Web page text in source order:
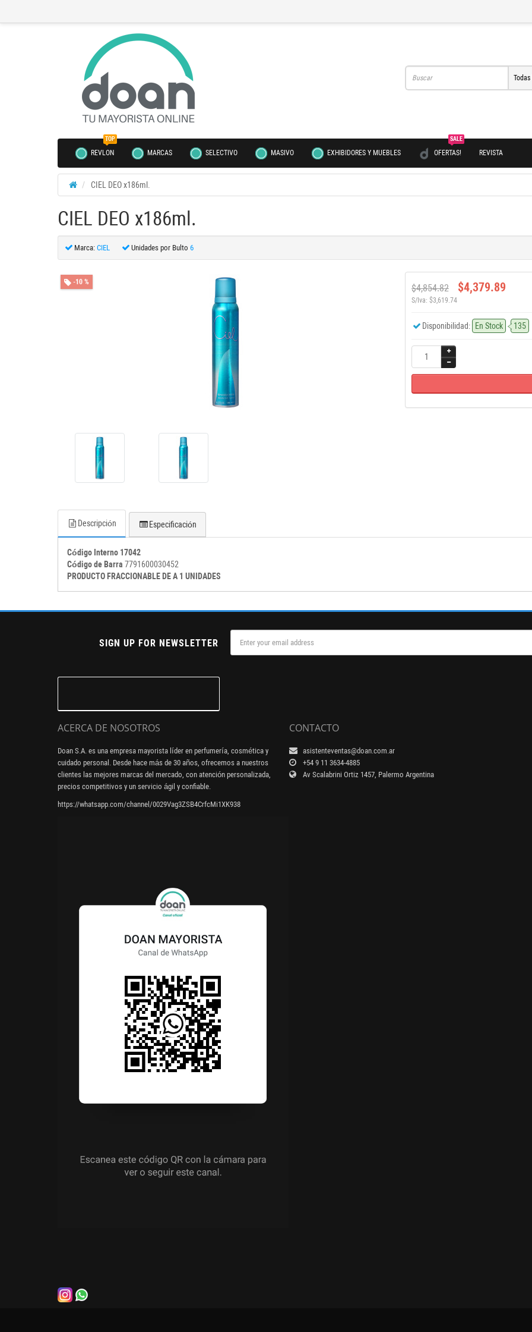
TOP
REVLON MARCAS SELECTIVO MASIVO EXHIBIDORES Y MUEBLES
SALE
OFERTAS! REVISTA
CIEL DEO x186ml.
CIEL DEO x186ml.
Marca: CIEL Unidades por Bulto 6
-10 %
$4,854.82 $4,379.89
S/Iva: $3,619.74
Disponibilidad: En Stock 135
Descripción Especificación
Código Interno 17042
Código de Barra 7791600030452
PRODUCTO FRACCIONABLE DE A 1 UNIDADES
SIGN UP FOR NEWSLETTER
ACERCA DE NOSOTROS
Doan S.A. es una empresa mayorista líder en perfumería, cosmética y
cuidado personal. Desde hace más de 30 años, ofrecemos a nuestros
clientes las mejores marcas del mercado, con atención personalizada,
precios competitivos y un servicio ágil y confiable.
https://whatsapp.com/channel/0029Vag3ZSB4CrfcMi1XK938
CONTACTO
asistenteventas@doan.com.ar
+54 9 11 3634-4885
Av Scalabrini Ortiz 1457, Palermo Argentina